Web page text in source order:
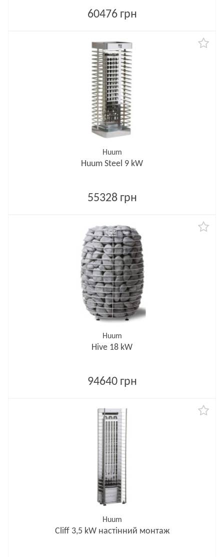
60476 грн
Huum
Huum Steel 9 kW
55328 грн
Huum
Hive 18 kW
94640 грн
Huum
Cliff 3,5 kW настінний монтаж